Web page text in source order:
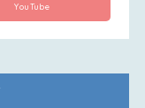
YouTube